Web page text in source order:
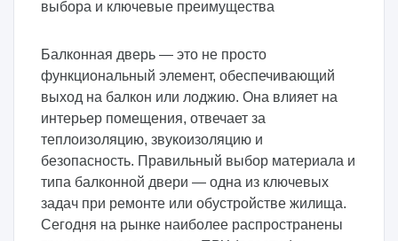
Балконная дверь — это не просто
функциональный элемент, обеспечивающий
выход на балкон или лоджию. Она влияет на
интерьер помещения, отвечает за
теплоизоляцию, звукоизоляцию и
безопасность. Правильный выбор материала и
типа балконной двери — одна из ключевых
задач при ремонте или обустройстве жилища.
Сегодня на рынке наиболее распространены